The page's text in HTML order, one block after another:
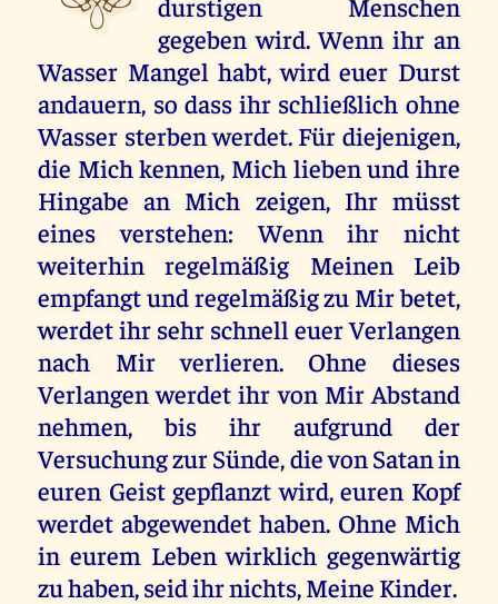
gegeben wird. Wenn ihr an
Wasser Mangel habt, wird euer Durst
andauern, so dass ihr schließlich ohne
Wasser sterben werdet. Für diejenigen,
die Mich kennen, Mich lieben und ihre
Hingabe an Mich zeigen, Ihr müsst
eines verstehen: Wenn ihr nicht
weiterhin regelmäßig Meinen Leib
empfangt und regelmäßig zu Mir betet,
werdet ihr sehr schnell euer Verlangen
nach Mir verlieren. Ohne dieses
Verlangen werdet ihr von Mir Abstand
nehmen, bis ihr aufgrund der
Versuchung zur Sünde, die von Satan in
euren Geist gepflanzt wird, euren Kopf
werdet abgewendet haben. Ohne Mich
in eurem Leben wirklich gegenwärtig
zu haben, seid ihr nichts, Meine Kinder.